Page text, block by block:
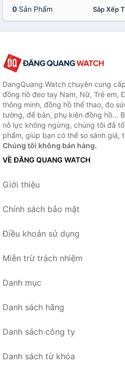
0 Sản Phẩm Sắp Xếp
DangQuang.Watch chuyên cung
đồng hồ đeo tay Nam, Nữ, Trẻ em,
thông minh, đồng hồ thể thao, đo
tường, để bàn, phụ kiện đồng hồ...
nỗ lực không ngừng, chúng tôi đã
phẩm, giúp bạn có thể so sánh giá,
Chúng tôi không bán hàng.
VỀ ĐĂNG QUANG WATCH
Giới thiệu
Chính sách bảo mật
Điều khoản sử dụng
Miễn trừ trách nhiệm
Danh mục
Danh sách hãng
Danh sách công ty
Danh sách từ khóa